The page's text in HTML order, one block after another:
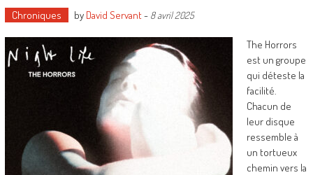
Chroniques by David Servant- 8 avril 2025
The Horrors
est un groupe
qui déteste la
facilité.
Chacun de
leur disque
ressemble à
un tortueux
chemin vers la